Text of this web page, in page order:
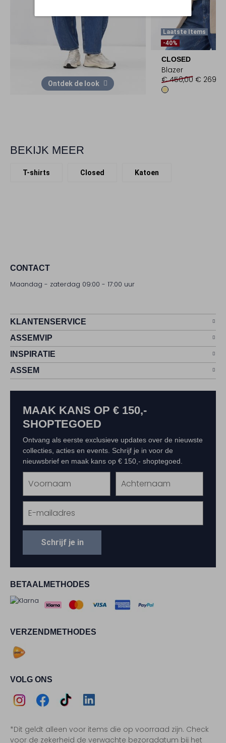
Ontdek de look
Laatste Items
-40%
CLOSED
Blazer
€ 450,00 € 269,99
BEKIJK MEER
T-shirts Closed Katoen
CONTACT
Maandag - zaterdag 09:00 - 17:00 uur
KLANTENSERVICE
ASSEMVIP
INSPIRATIE
ASSEM
BETAALMETHODES
VERZENDMETHODES
VOLG ONS
Instagram
Facebook
TikTokLinkedIn
*Dit geldt alleen voor items die op voorraad zijn. Check
voor de zekerheid de verwachte bezorgdatum bij het
MAAK KANS OP € 150,-
SHOPTEGOED
Ontvang als eerste exclusieve updates over de nieuwste
collecties, acties en events. Schrijf je in voor de
nieuwsbrief en maak kans op € 150,- shoptegoed.
Schrijf je in